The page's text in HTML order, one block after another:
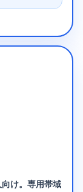
け。専用帯域